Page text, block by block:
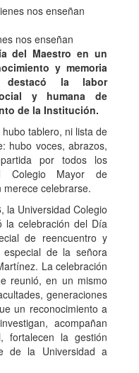
nos enseñan
del Maestro en un
y memoria
destacó la labor
y humana de
de la Institución.
tablero, ni lista de
hubo voces, abrazos,
por todos los
Colegio Mayor de
celebrarse.
la Universidad Colegio
la celebración del Día
de reencuentro y
especial de la señora
La celebración
reunió, en un mismo
generaciones
un reconocimiento a
acompañan
fortalecen la gestión
de la Universidad a